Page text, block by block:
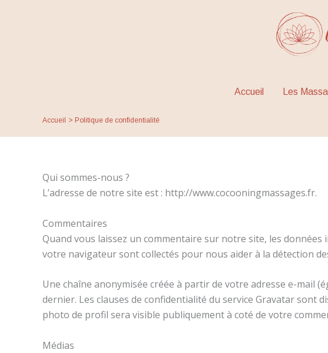
Accueil Les
Accueil Politique de confidentialité
Qui sommes-nous ?
L’adresse de notre site est : http://www.cocooningmassages.fr.
Commentaires
Quand vous laissez un commentaire sur notre site, les
votre navigateur sont collectés pour nous aider à la détection
Une chaîne anonymisée créée à partir de votre adresse e-mail
dernier. Les clauses de confidentialité du service Gravatar
photo de profil sera visible publiquement à coté de votre
Médias